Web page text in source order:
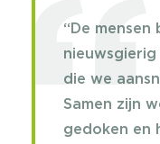
“De
die we
Samen zijn
gedoken en